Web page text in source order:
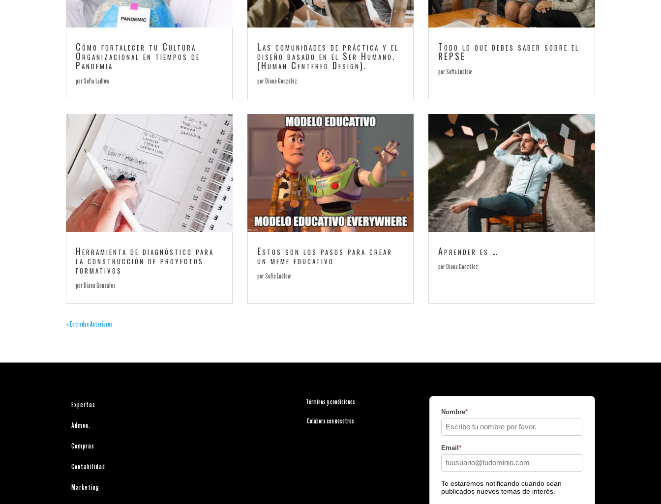
Cómo fortalecer tu Cultura
Organizacional en tiempos de
Pandemia
porSofia Ludlow
Las comunidades de práctica y el
diseño basado en el Ser Humano.
(Human Centered Design).
porDiana González
Todo lo que debes saber sobre el
REPSE
porSofia Ludlow
Herramienta de diagnóstico para
la construcción de proyectos
formativos
porDiana González
Estos son los pasos para crear
un meme educativo
porSofia Ludlow
Aprender es …
porDiana González
« Entradas Anteriores
Expertas
Admon.
Compras
Contabilidad
Marketing
Términos y condiciones
Colabora con nosotros
Nombre*
Email*
Te estaremos notificando cuando sean
publicados nuevos temas de interés.